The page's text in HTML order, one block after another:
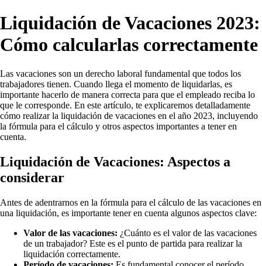
Liquidación de Vacaciones 2023:
Cómo calcularlas correctamente
Las vacaciones son un derecho laboral fundamental que todos los
trabajadores tienen. Cuando llega el momento de liquidarlas, es
importante hacerlo de manera correcta para que el empleado reciba lo
que le corresponde. En este artículo, te explicaremos detalladamente
cómo realizar la liquidación de vacaciones en el año 2023, incluyendo
la fórmula para el cálculo y otros aspectos importantes a tener en
cuenta.
Liquidación de Vacaciones: Aspectos a
considerar
Antes de adentrarnos en la fórmula para el cálculo de las vacaciones en
una liquidación, es importante tener en cuenta algunos aspectos clave:
Valor de las vacaciones: ¿Cuánto es el valor de las vacaciones
de un trabajador? Este es el punto de partida para realizar la
liquidación correctamente.